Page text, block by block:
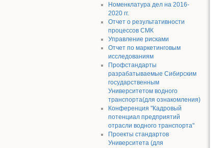
Номенклатура дел на 2016-
2020 гг.
Отчет о результативности
процессов СМК
Управление рисками
Отчет по маркетинговым
исследованиям
Профстандарты
разрабатываемые Сибирским
государственным
Университетом водного
транспорта(для ознакомления)
Конференция "Кадровый
потенциал предприятий
отрасли водного транспорта"
Проекты стандартов
Университета (для